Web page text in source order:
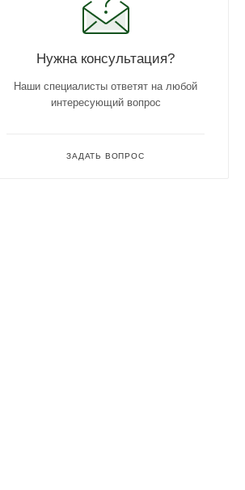
Нужна консультация?
Наши специалисты ответят на любой
интересующий вопрос
ЗАДАТЬ ВОПРОС